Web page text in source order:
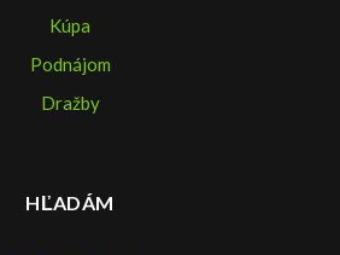
Kúpa
Podnájom
Dražby
HĽADÁM